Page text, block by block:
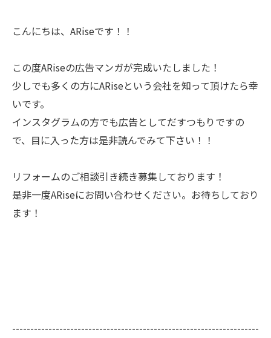
こんにちは、ARiseです！！
この度ARiseの広告マンガが完成いたしました！
少しでも多くの方にARiseという会社を知って頂けたら幸
いです。
インスタグラムの方でも広告としてだすつもりですの
で、目に入った方は是非読んでみて下さい！！
リフォームのご相談引き続き募集しております！
是非一度ARiseにお問い合わせください。お待ちしており
ます！
--------------------------------------------------------------------